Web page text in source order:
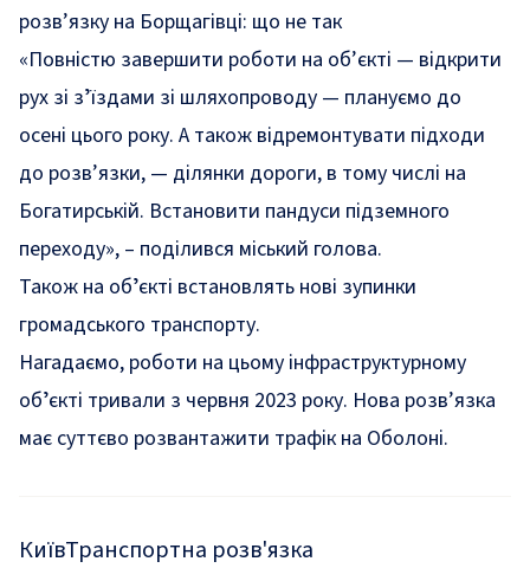
розв’язку на Борщагівці: що не так
«Повністю завершити роботи на об’єкті — відкрити
рух зі зʼїздами зі шляхопроводу — плануємо до
осені цього року. А також відремонтувати підходи
до розв’язки, — ділянки дороги, в тому числі на
Богатирській. Встановити пандуси підземного
переходу», – поділився міський голова.
Також на обʼєкті встановлять нові зупинки
громадського транспорту.
Нагадаємо, роботи на цьому інфраструктурному
обʼєкті тривали з червня 2023 року. Нова розв’язка
має суттєво розвантажити трафік на Оболоні.
КиївТранспортна розв'язка